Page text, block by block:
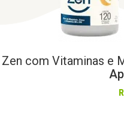
Zen com Vitaminas e